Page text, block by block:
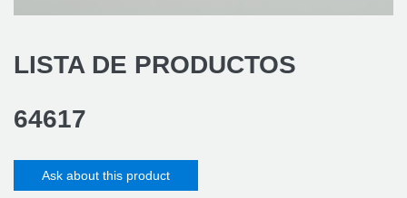
LISTA DE PRODUCTOS
64617
Ask about this product